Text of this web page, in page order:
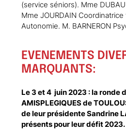
(service séniors). Mme
Mme JOURDAIN Coordinatrice
Autonomie. M. BARNERON
EVENEMENTS
MARQUANTS:
Le 3 et 4 juin 2023 : la ronde
AMISPLEGIQUES de
de leur présidente Sandrine
présents pour leur défit 2023.